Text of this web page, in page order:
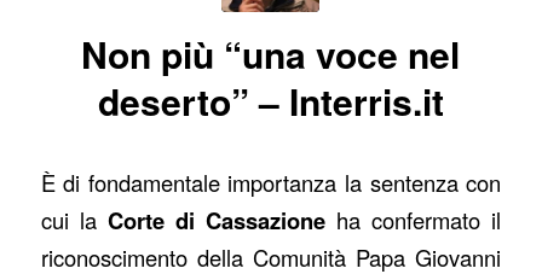
Non più “una voce nel
deserto” – Interris.it
È di fondamentale importanza la sentenza con
cui la Corte di Cassazione ha confermato il
riconoscimento della Comunità Papa Giovanni